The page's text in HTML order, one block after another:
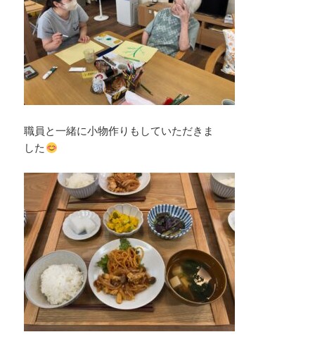
職員と一緒に小物作りもしていただきま
した